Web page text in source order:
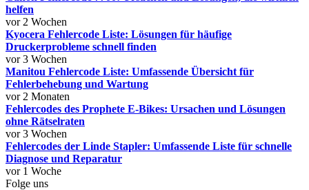
helfen
vor 2 Wochen
Kyocera Fehlercode Liste: Lösungen für häufige
Druckerprobleme schnell finden
vor 3 Wochen
Manitou Fehlercode Liste: Umfassende Übersicht für
Fehlerbehebung und Wartung
vor 2 Monaten
Fehlercodes des Prophete E-Bikes: Ursachen und Lösungen
ohne Rätselraten
vor 3 Wochen
Fehlercodes der Linde Stapler: Umfassende Liste für schnelle
Diagnose und Reparatur
vor 1 Woche
Folge uns